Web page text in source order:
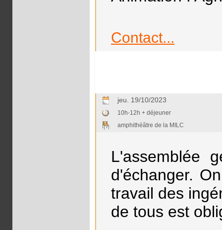
Contact...
jeu. 19/10/2023
10h-12h + déjeuner
amphithéâtre de la MILC
L'assemblée
d'échanger.
travail des
de tous est